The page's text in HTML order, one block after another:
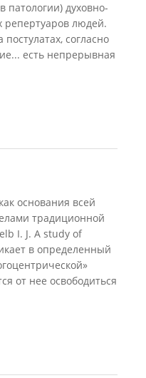
патологии) духовно-
репертуаров людей.
согласно
есть непрерывная
основания всей
традиционной
I. J. A study of
в определенный
от нее освободиться